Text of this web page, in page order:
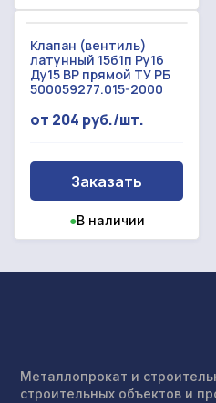
Клапан (вентиль)
латунный 15б1п Ру16
Ду15 ВР прямой ТУ РБ
500059277.015-2000
от 204 руб./шт.
Заказать
●В наличии
Металлопрокат и
строительных объектов и